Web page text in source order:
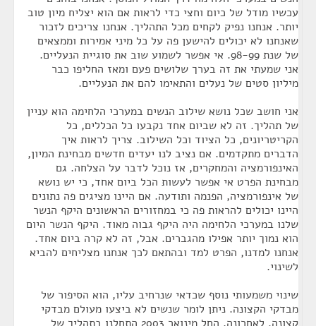
עכשיו מודל של כיום וחצי כדי לראות אם הוא יצליח מיון טוב
יותר. אנחנו נפיק לקחים מכל התהליך. אנחנו צריכים לזכור
שאנחנו לא יכולים להישען פה על כל מיני אמירות וממצאים
של שנת 98-99. אי אפשר לשמוע שוב את סוגיית הנעליים.
אני שמעתי את זה בערך שלושים פעם ומאז החליפו כבר
מיליון סטים של נעלים והתאימו להם את הנעליים.
אני חושב שכל נושא שילוב הנשים במערכי הלחימה הוא עניין
של תהליך. זה לא שביום אחד נקבעו כל הכללים, כל
הקריטריונים, כל הציוד וכל השילוב. צריך לראות איך
הדברים מתקדמים. אם נציב לנו יעדים חדשים מבחינת המיון,
האינפורמציה והמחקרים, אז נוכל לדבר על הצלחה. גם
מבחינת הפרט אי אפשר לעשות הכל ביום אחד, כי יש נושא
של אינפורמציה, הפנמה ותודעה. אם היינו מציגים פה נתונים
היינו יכולים להראות פה כי במחזורים הראשונים היקף הנשר
שלנו במערכי הלחימה היה היקף גבוה מאוד. היקף הנשר היום
הוא נמוך יותר אפילו מהגברים. אבל, זה לא קרה ביום אחד.
אנחנו למדנו, הפרט למד ובהתאם לכך אנחנו מצליחים להביא
לשינוי.
שינוי משמעותי נוסף שכדאי שנרחיב עליו, הוא הסיפור של
מבדקי הקצונה. ניתן לומר שנשים לא ביצעו מעולם מבדקי